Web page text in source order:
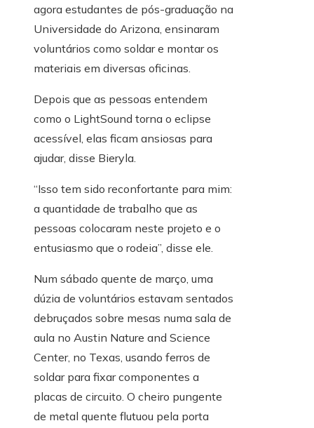
agora estudantes de pós-graduação na
Universidade do Arizona, ensinaram
voluntários como soldar e montar os
materiais em diversas oficinas.
Depois que as pessoas entendem
como o LightSound torna o eclipse
acessível, elas ficam ansiosas para
ajudar, disse Bieryla.
“Isso tem sido reconfortante para mim:
a quantidade de trabalho que as
pessoas colocaram neste projeto e o
entusiasmo que o rodeia”, disse ele.
Num sábado quente de março, uma
dúzia de voluntários estavam sentados
debruçados sobre mesas numa sala de
aula no Austin Nature and Science
Center, no Texas, usando ferros de
soldar para fixar componentes a
placas de circuito. O cheiro pungente
de metal quente flutuou pela porta